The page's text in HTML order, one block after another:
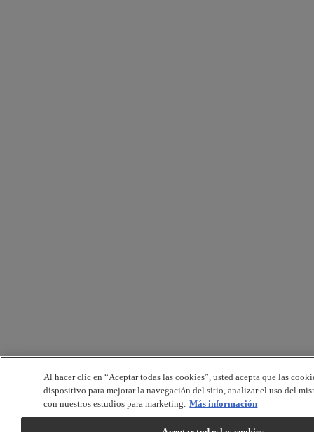
Al hacer clic en “Aceptar todas las cookies”, usted acepta que las
dispositivo para mejorar la navegación del sitio, analizar el uso del
con nuestros estudios para marketing. Más información